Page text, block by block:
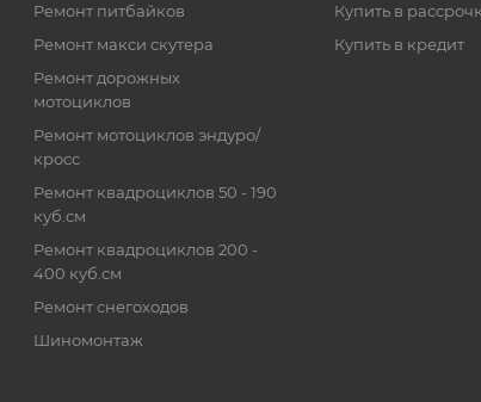
Ремонт питбайков
Ремонт макси скутера
Ремонт дорожных
мотоциклов
Ремонт мотоциклов эндуро/
кросс
Ремонт квадроциклов 50 - 190
куб.см
Ремонт квадроциклов 200 -
400 куб.см
Ремонт снегоходов
Шиномонтаж
Купить в
Купить в кредит